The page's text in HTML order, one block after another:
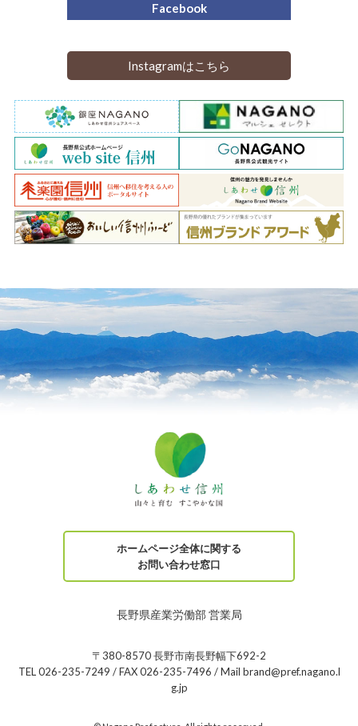
Facebook
Instagramはこちら
ホームページ全体に関する
お問い合わせ窓口
長野県産業労働部 営業局
〒380-8570 長野市南長野幅下692-2
TEL 026-235-7249 / FAX 026-235-7496 / Mail brand@pref.nagano.l
g.jp